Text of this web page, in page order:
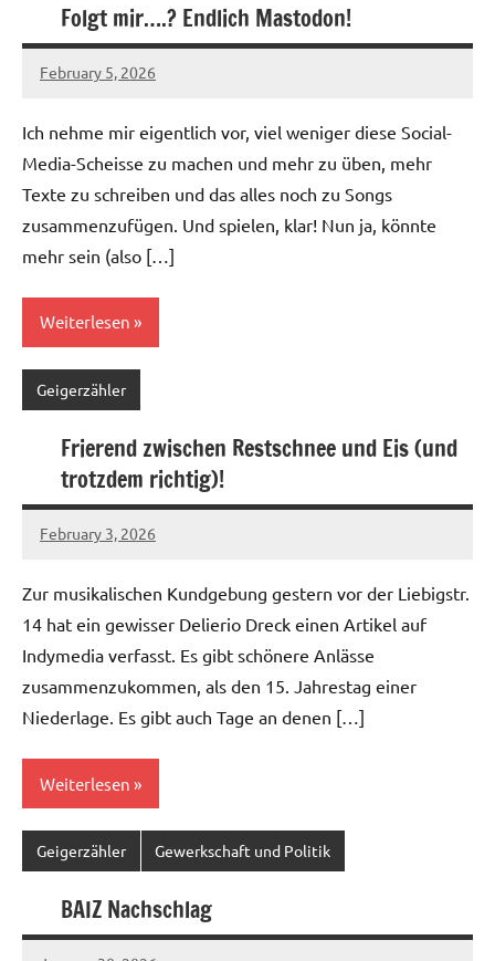
Folgt mir….? Endlich Mastodon!
February 5, 2026
geigerzaehler
No
Ich nehme mir eigentlich vor, viel weniger diese Social-
Media-Scheisse zu machen und mehr zu üben, mehr
Texte zu schreiben und das alles noch zu Songs
zusammenzufügen. Und spielen, klar! Nun ja, könnte
mehr sein (also […]
Weiterlesen
Geigerzähler
Frierend zwischen Restschnee und Eis (und
trotzdem richtig)!
February 3, 2026
geigerzaehler
No
Zur musikalischen Kundgebung gestern vor der Liebigstr.
14 hat ein gewisser Delierio Dreck einen Artikel auf
Indymedia verfasst. Es gibt schönere Anlässe
zusammenzukommen, als den 15. Jahrestag einer
Niederlage. Es gibt auch Tage an denen […]
Weiterlesen
Geigerzähler Gewerkschaft und Politik
BAIZ Nachschlag